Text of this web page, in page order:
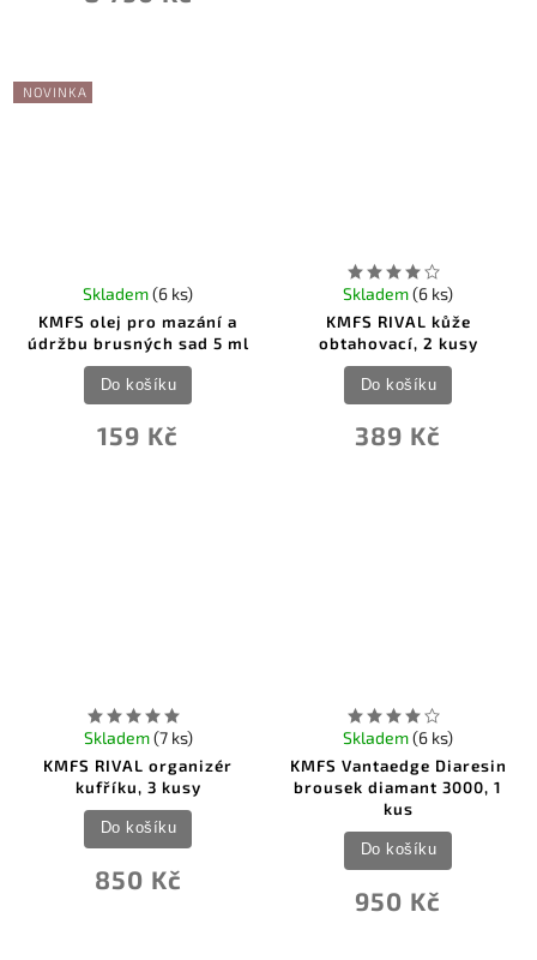
NOVINKA
KMFS olej pro mazání a
údržbu brusných sad 5 ml
Skladem(6 ks)
159 Kč
Do košíku
KMFS RIVAL kůže
obtahovací, 2 kusy
Skladem(6 ks)
389 Kč
Do košíku
KMFS RIVAL organizér
kufříku, 3 kusy
Skladem(7 ks)
850 Kč
Do košíku
KMFS Vantaedge Diaresin
brousek diamant 3000, 1
kus
Skladem(6 ks)
950 Kč
Do košíku